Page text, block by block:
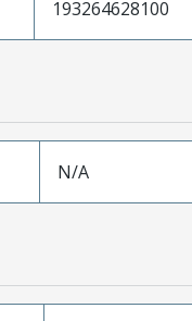
193264628100
N/A